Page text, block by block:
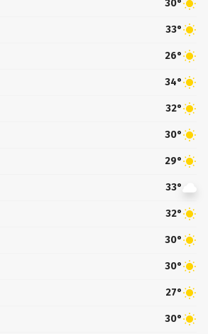
30°
33°
26°
34°
32°
30°
29°
33°
32°
30°
30°
27°
30°